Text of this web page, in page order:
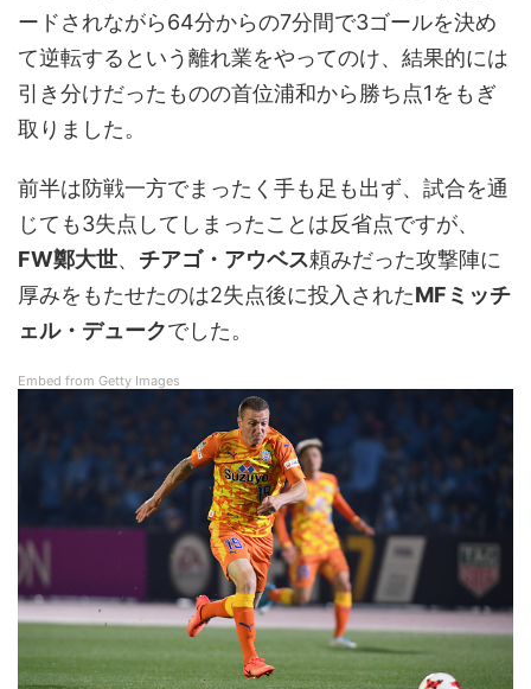
ードされながら64分からの7分間で3ゴールを決め
て逆転するという離れ業をやってのけ、結果的には
引き分けだったものの首位浦和から勝ち点1をもぎ
取りました。
前半は防戦一方でまったく手も足も出ず、試合を通
じても3失点してしまったことは反省点ですが、
FW鄭大世、 チアゴ・アウベス頼みだった攻撃陣に
厚みをもたせたのは2失点後に投入されたMFミッチ
ェル・デュークでした。
Embed from Getty Images